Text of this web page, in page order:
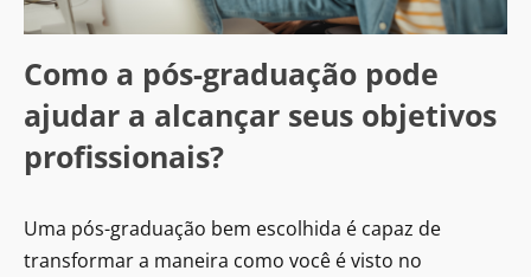
Como a pós-graduação pode
ajudar a alcançar seus objetivos
profissionais?
Uma pós-graduação bem escolhida é capaz de
transformar a maneira como você é visto no